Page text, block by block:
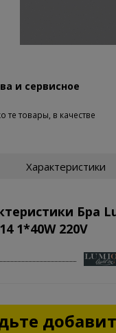
и сервисное
те товары, в качестве
Характеристики
Бра
1*40W 220V